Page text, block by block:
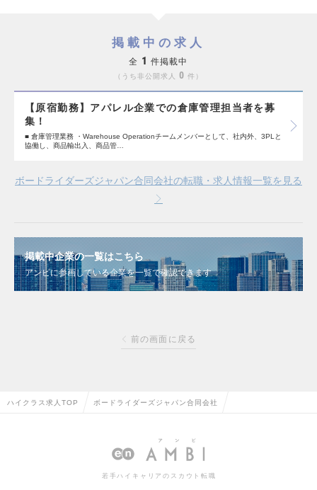
掲載中の求人
全 1 件掲載中
うち非公開求人 0 件
【原宿勤務】アパレル企業での倉庫管理担当者を募
集！
■ 倉庫管理業務 ・Warehouse Operationチームメンバーとして、社内外、3PLと
協働し、商品輸出入、商品管…
ボードライダーズジャパン合同会社の転職・求人情報一覧を見る
掲載中企業の一覧はこちら
アンビに参画している企業を一覧で確認できます
前の画面に戻る
ハイクラス求人TOP ボードライダーズジャパン合同会社
若手ハイキャリアのスカウト転職